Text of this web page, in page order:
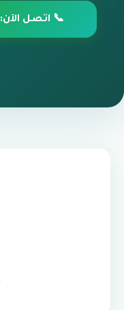
📞 اتصل الآن: 0509648200